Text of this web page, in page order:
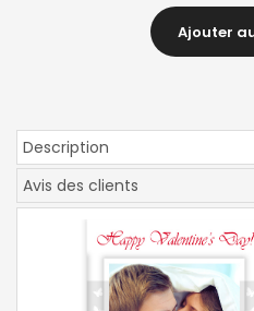
Ajouter
Description
Avis des clients